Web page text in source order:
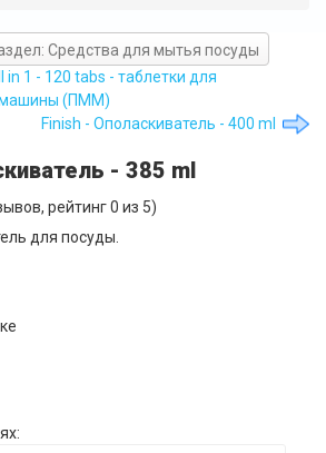
Средства для мытья посуды
1 - 120 tabs - таблетки для
машины (ПММ)
Finish - Ополаскиватель - 400 ml
- 385 ml
рейтинг0 из 5)
для посуды.